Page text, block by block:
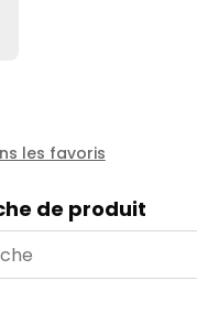
les favoris
de produit